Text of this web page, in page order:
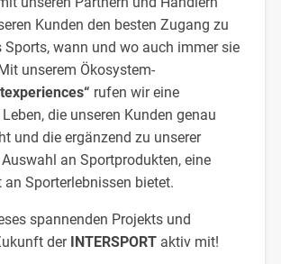
Kunden den besten Zugang zu
Sports, wann und wo auch immer sie
unserem Ökosystem-
rufen wir eine
die unseren Kunden genau
und die ergänzend zu unserer
an Sportprodukten, eine
Sporterlebnissen bietet.
spannenden Projekts und
derINTERSPORTaktiv mit!